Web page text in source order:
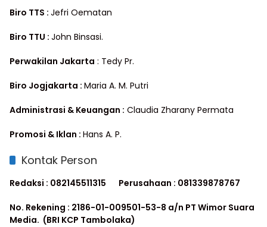
Biro TTS : Jefri Oematan
Biro TTU : John Binsasi.
Perwakilan Jakarta : Tedy Pr.
Biro Jogjakarta : Maria A. M. Putri
Administrasi & Keuangan : Claudia Zharany Permata
Promosi & Iklan : Hans A. P.
Kontak Person
Redaksi : 082145511315 Perusahaan : 081339878767
No. Rekening : 2186-01-009501-53-8 a/n PT Wimor Suara
Media. (BRI KCP Tambolaka)